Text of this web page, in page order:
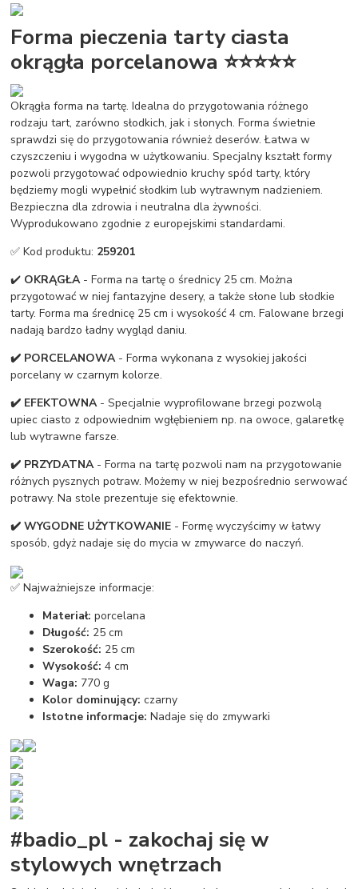
Forma pieczenia tarty ciasta
okrągła porcelanowa ⭐⭐⭐⭐⭐
Okrągła forma na tartę. Idealna do przygotowania różnego
rodzaju tart, zarówno słodkich, jak i słonych. Forma świetnie
sprawdzi się do przygotowania również deserów. Łatwa w
czyszczeniu i wygodna w użytkowaniu. Specjalny kształt formy
pozwoli przygotować odpowiednio kruchy spód tarty, który
będziemy mogli wypełnić słodkim lub wytrawnym nadzieniem.
Bezpieczna dla zdrowia i neutralna dla żywności.
Wyprodukowano zgodnie z europejskimi standardami.
✅ Kod produktu: 259201
✔️ OKRĄGŁA- Forma na tartę o średnicy 25 cm. Można
przygotować w niej fantazyjne desery, a także słone lub słodkie
tarty. Forma ma średnicę 25 cm i wysokość 4 cm. Falowane brzegi
nadają bardzo ładny wygląd daniu.
✔️ PORCELANOWA- Forma wykonana z wysokiej jakości
porcelany w czarnym kolorze.
✔️ EFEKTOWNA- Specjalnie wyprofilowane brzegi pozwolą
upiec ciasto z odpowiednim wgłębieniem np. na owoce, galaretkę
lub wytrawne farsze.
✔️ PRZYDATNA- Forma na tartę pozwoli nam na przygotowanie
różnych pysznych potraw. Możemy w niej bezpośrednio serwować
potrawy. Na stole prezentuje się efektownie.
✔️ WYGODNE UŻYTKOWANIE - Formę wyczyścimy w łatwy
sposób, gdyż nadaje się do mycia w zmywarce do naczyń.
✅ Najważniejsze informacje:
Materiał: porcelana
Długość: 25 cm
Szerokość: 25 cm
Wysokość: 4 cm
Waga: 770 g
Kolor dominujący: czarny
Istotne informacje: Nadaje się do zmywarki
#badio_pl - zakochaj się w
stylowych wnętrzach